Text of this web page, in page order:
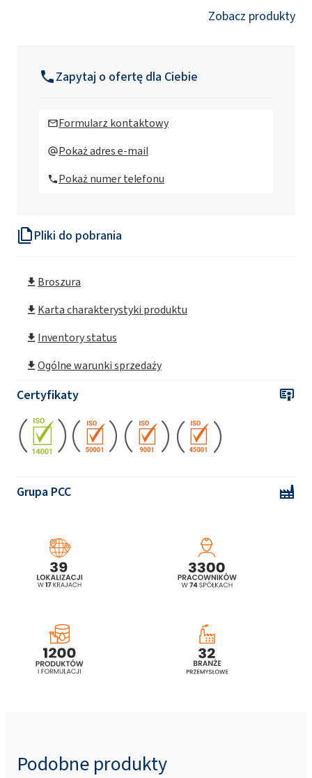
Pliki do pobrania
Broszura
Karta charakterystyki produktu
Inventory status
Ogólne warunki sprzedaży
Certyfikaty
Grupa PCC
Zobacz produkty
Zapytaj o ofertę dla Ciebie
Formularz kontaktowy
Pokaż adres e-mail
Pokaż numer telefonu
Podobne produkty